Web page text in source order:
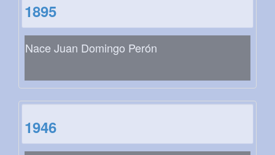
1895
Nace Juan Domingo Perón
1946